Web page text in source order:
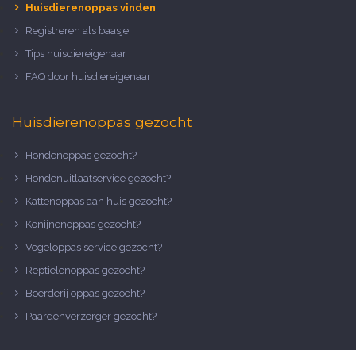
Huisdierenoppas vinden
Registreren als baasje
Tips huisdiereigenaar
FAQ door huisdiereigenaar
Huisdierenoppas gezocht
Hondenoppas gezocht?
Hondenuitlaatservice gezocht?
Kattenoppas aan huis gezocht?
Konijnenoppas gezocht?
Vogeloppas service gezocht?
Reptielenoppas gezocht?
Boerderij oppas gezocht?
Paardenverzorger gezocht?